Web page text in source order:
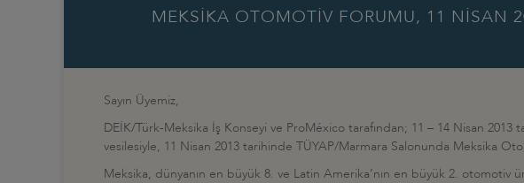
MEKSİKA OTOMOTİV FORUMU, 11 NİSAN
Sayın Üyemiz,
DEİK/Türk-Meksika İş Konseyi ve ProMéxico tarafından; 11 – 14 Nisan 2013
vesilesiyle, 11 Nisan 2013 tarihinde TÜYAP/Marmara Salonunda Meksika
Meksika, dünyanın en büyük 8. ve Latin Amerika’nın en büyük 2. otomotiv